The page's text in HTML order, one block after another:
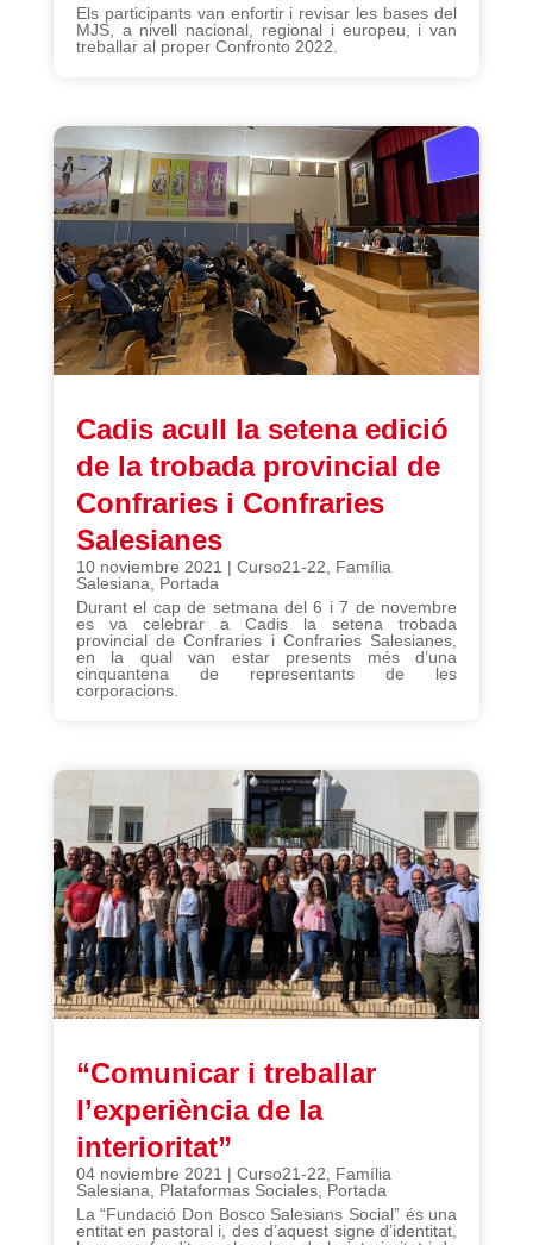
Els participants van enfortir i revisar les bases del
MJS, a nivell nacional, regional i europeu, i van
treballar al proper Confronto 2022.
Cadis acull la setena edició
de la trobada provincial de
Confraries i Confraries
Salesianes
10 noviembre 2021 | Curso21-22
Família
Salesiana
Portada
Durant el cap de setmana del 6 i 7 de novembre
es va celebrar a Cadis la setena trobada
provincial de Confraries i Confraries Salesianes,
en la qual van estar presents més d’una
cinquantena de representants de les
corporacions.
“Comunicar i treballar
l’experiència de la
interioritat”
04 noviembre 2021 | Curso21-22
Família
Salesiana
Plataformas Sociales, Portada
La “Fundació Don Bosco Salesians Social” és una
entitat en pastoral i, des d’aquest signe d’identitat,